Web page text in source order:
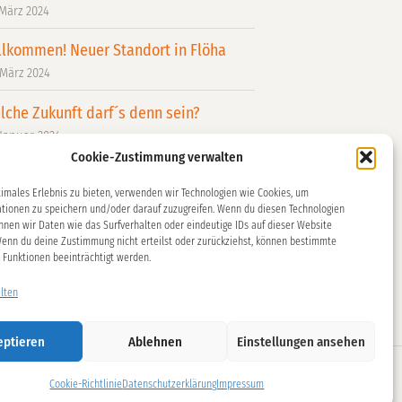
Cookie-Zustimmung verwalten
Erlebnis zu bieten, verwenden wir Technologien wie Cookies, um
zu speichern und/oder darauf zuzugreifen. Wenn du diesen Technologien
wir Daten wie das Surfverhalten oder eindeutige IDs auf dieser Website
du deine Zustimmung nicht erteilst oder zurückziehst, können bestimmte
Funktionen beeinträchtigt werden.
Ablehnen Einstellungen ansehen
Cookie-RichtlinieDatenschutzerklärung Impressum
2024
Neuer Standort in Flöha
2024
Zukunft darf´s denn sein?
2024
leben!“
2023